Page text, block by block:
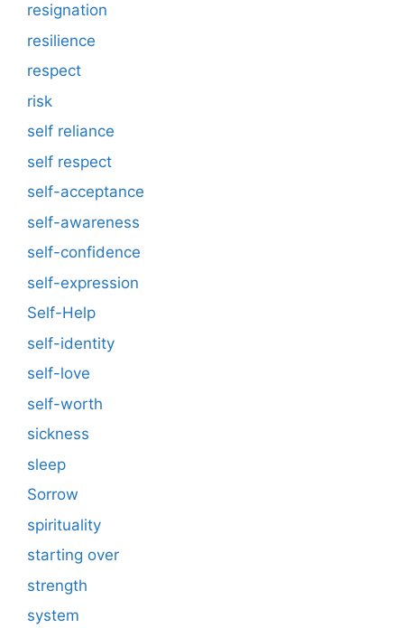
resignation
resilience
respect
risk
self reliance
self respect
self-acceptance
self-awareness
self-confidence
self-expression
Self-Help
self-identity
self-love
self-worth
sickness
sleep
Sorrow
spirituality
starting over
strength
system